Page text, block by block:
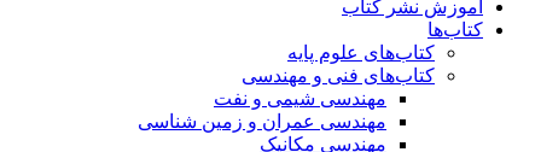
آموزش نشر کتاب
کتاب‌ها
کتاب‌های علوم پایه
کتاب‌های فنی و مهندسی
مهندسی شیمی و نفت
مهندسی عمران و زمین شناسی
مهندسی مکانیک